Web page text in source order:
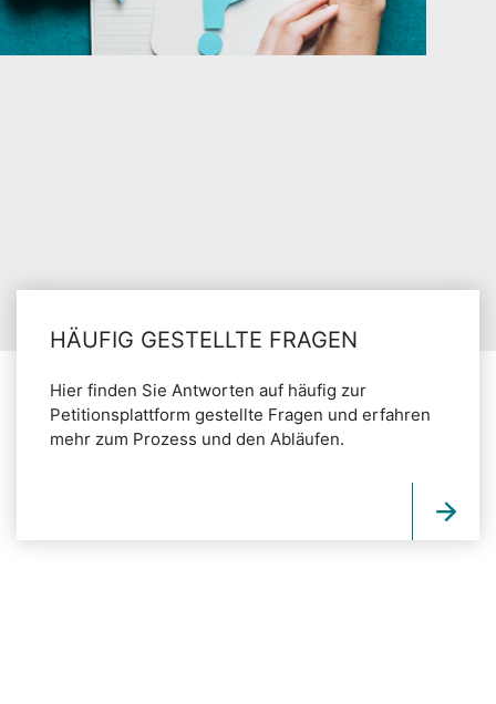
HÄUFIG GESTELLTE FRAGEN
Hier finden Sie Antworten auf häufig zur
Petitionsplattform gestellte Fragen und erfahren
mehr zum Prozess und den Abläufen.